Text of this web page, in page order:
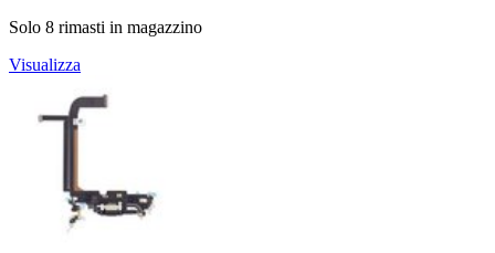
Solo 8 rimasti in magazzino
Visualizza